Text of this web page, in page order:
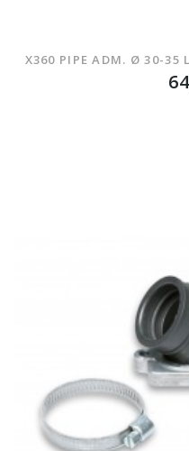
X360 PIPE ADM. Ø 30-35